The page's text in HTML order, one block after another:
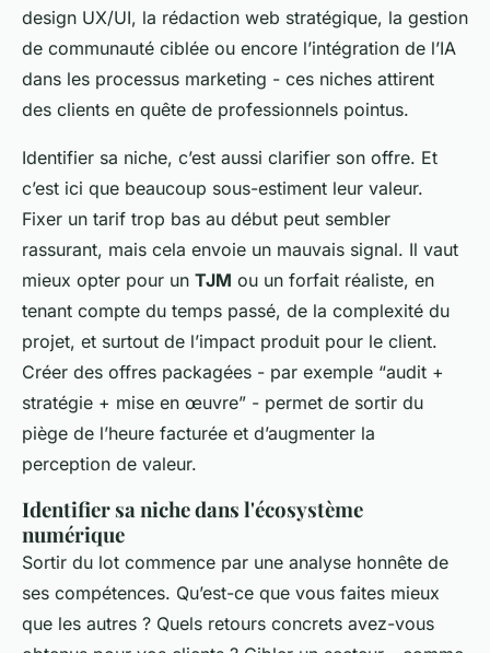
design UX/UI, la rédaction web stratégique, la gestion
de communauté ciblée ou encore l’intégration de l’IA
dans les processus marketing - ces niches attirent
des clients en quête de professionnels pointus.
Identifier sa niche, c’est aussi clarifier son offre. Et
c’est ici que beaucoup sous-estiment leur valeur.
Fixer un tarif trop bas au début peut sembler
rassurant, mais cela envoie un mauvais signal. Il vaut
mieux opter pour un TJM ou un forfait réaliste, en
tenant compte du temps passé, de la complexité du
projet, et surtout de l’impact produit pour le client.
Créer des offres packagées - par exemple “audit +
stratégie + mise en œuvre” - permet de sortir du
piège de l’heure facturée et d’augmenter la
perception de valeur.
Identifier sa niche dans l'écosystème
numérique
Sortir du lot commence par une analyse honnête de
ses compétences. Qu’est-ce que vous faites mieux
que les autres ? Quels retours concrets avez-vous